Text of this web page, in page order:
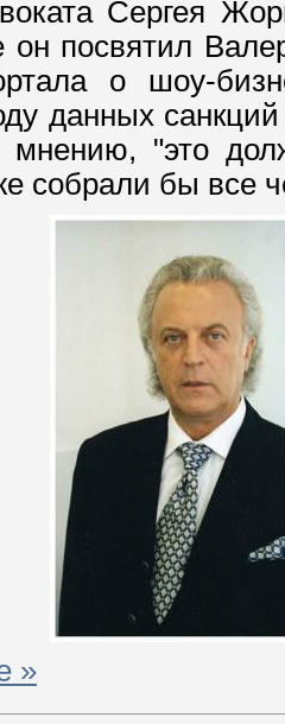
Сергея
он посвятил
о шоу-
данных
мнению, "это
собрали бы все
»